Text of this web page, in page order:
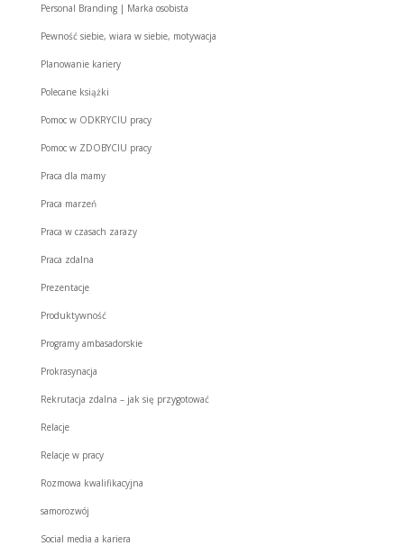
Personal Branding | Marka osobista
Pewność siebie, wiara w siebie, motywacja
Planowanie kariery
Polecane książki
Pomoc w ODKRYCIU pracy
Pomoc w ZDOBYCIU pracy
Praca dla mamy
Praca marzeń
Praca w czasach zarazy
Praca zdalna
Prezentacje
Produktywność
Programy ambasadorskie
Prokrasynacja
Rekrutacja zdalna – jak się przygotować
Relacje
Relacje w pracy
Rozmowa kwalifikacyjna
samorozwój
Social media a kariera